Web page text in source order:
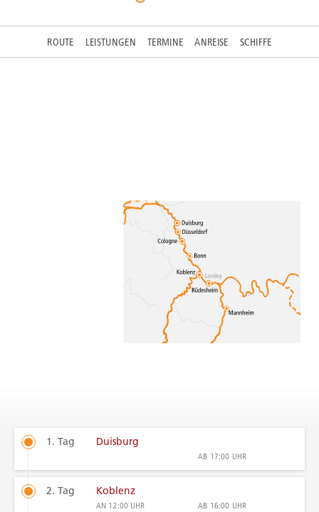
ROUTE LEISTUNGEN TERMINE ANREISE SCHIFFE
1. Tag Duisburg
AB 17:00 UHR
2. Tag Koblenz
AN 12:00 UHR AB 16:00 UHR